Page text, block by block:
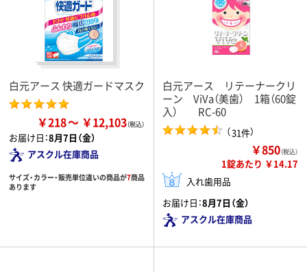
白元アース 快適ガードマスク
￥218 ￥12,103
お届け日：8月7日（金）
アスクル在庫商品
サイズ・カラー・販売単位違いの商品が7商品
あります
白元アース リテーナークリ
ーン ViVa（美歯） 1箱（60錠
入） RC-60
（31件）
￥850（税込）
1錠あたり ￥14.17
入れ歯用品
お届け日：8月7日（金）
アスクル在庫商品